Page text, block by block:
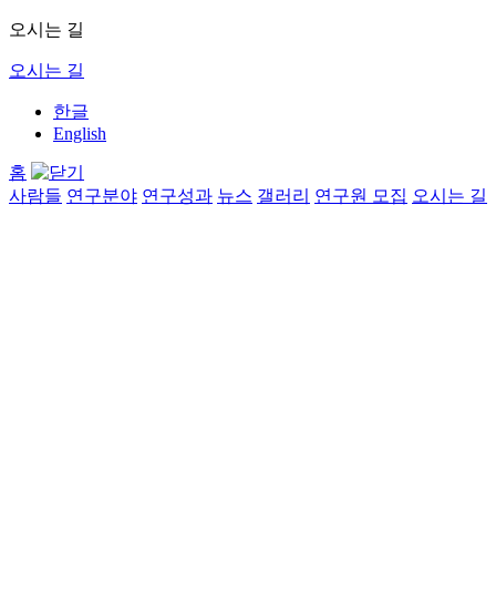
오시는 길
오시는 길
한글
English
홈
사람들 연구분야 연구성과 뉴스 갤러리 연구원 모집 오시는 길